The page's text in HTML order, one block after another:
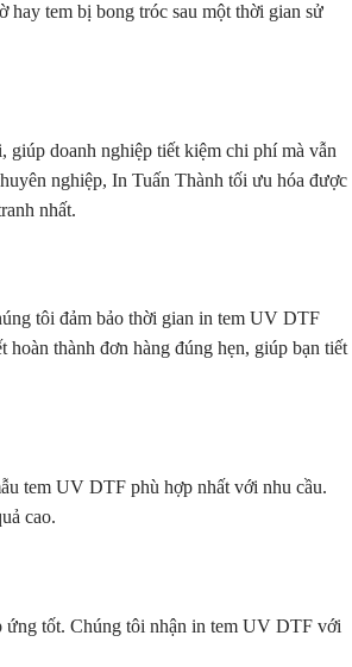
hay tem bị bong tróc sau một thời gian sử
doanh nghiệp tiết kiệm chi phí mà vẫn
nghiệp, In Tuấn Thành tối ưu hóa được
nhất.
tôi đảm bảo thời gian in tem UV DTF
hoàn thành đơn hàng đúng hẹn, giúp bạn tiết
tem UV DTF phù hợp nhất với nhu cầu.
cao.
ứng tốt. Chúng tôi nhận in tem UV DTF với